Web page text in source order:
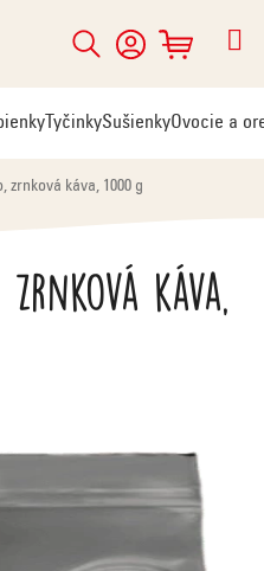
Hľadať
NÁKUPNÝ
KOŠÍK
TyčinkySušienkyOvocie a
zrnková káva, 1000 g
káva,